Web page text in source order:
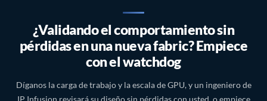
¿Validando el comportamiento sin
pérdidas en una nueva fabric? Empiece
con el watchdog
Díganos la carga de trabajo y la escala de GPU, y un ingeniero de